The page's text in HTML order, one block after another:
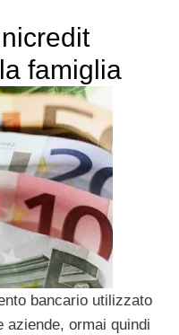
famiglia
bancario utilizzato
aziende, ormai quindi